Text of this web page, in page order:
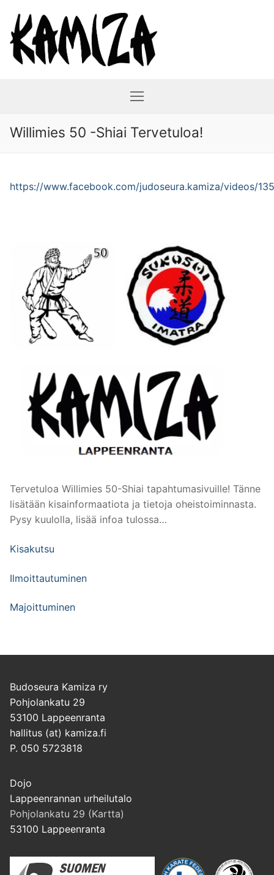
sisältöön
Willimies 50 -Shiai Tervetuloa!
https://www.facebook.com/judoseura.kamiza/videos/
Tervetuloa Willimies 50-Shiai tapahtumasivuille! Tänne
lisätään kisainformaatiota ja tietoja oheistoiminnasta.
Pysy kuulolla, lisää infoa tulossa…
Kisakutsu
Ilmoittautuminen
Majoittuminen
Budoseura Kamiza ry
Pohjolankatu 29
53100 Lappeenranta
hallitus (at) kamiza.fi
P. 050 5723818
Dojo
Lappeenrannan urheilutalo
Pohjolankatu 29 (Kartta)
53100 Lappeenranta